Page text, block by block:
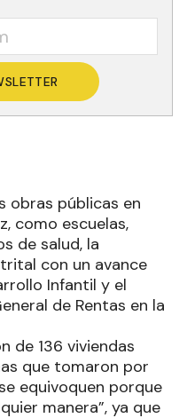
obras públicas en
como escuelas,
de salud, la
con un avance
Infantil y el
de Rentas en la
de 136 viviendas
que tomaron por
equivoquen porque
manera”, ya que